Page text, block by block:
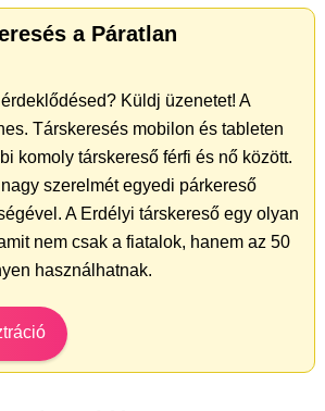
a Páratlan
Küldj üzenetet! A
Társkeresés mobilon és tableten
komoly társkereső férfi és nő között.
szerelmét egyedi párkereső
A Erdélyi társkereső egy olyan
nem csak a fiatalok, hanem az 50
használhatnak.